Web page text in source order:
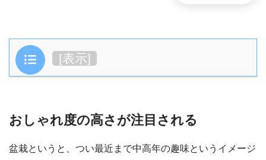
目次 [表示]
おしゃれ度の高さが注目される
盆栽というと、つい最近まで中高年の趣味というイメージ